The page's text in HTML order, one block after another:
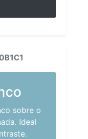
sobre o
Ideal